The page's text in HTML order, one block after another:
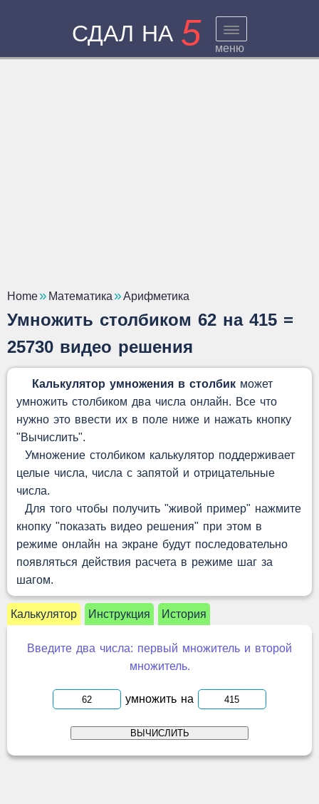
СДАЛ НА 5 меню
Home Математика Арифметика
Умножить столбиком 62 на 415 =
25730 видео решения
Калькулятор умножения в столбик может
умножить столбиком два числа онлайн. Все что
нужно это ввести их в поле ниже и нажать кнопку
"Вычислить".
Умножение столбиком калькулятор поддерживает
целые числа, числа с запятой и отрицательные
числа.
Для того чтобы получить "живой пример" нажмите
кнопку "показать видео решения" при этом в
режиме онлайн на экране будут последовательно
появляться действия расчета в режиме шаг за
шагом.
Калькулятор Инструкция История
Введите два числа: первый множитель и второй
множитель.
умножить на